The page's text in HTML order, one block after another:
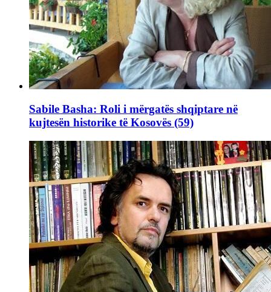
Sabile Basha: Roli i mërgatës shqiptare në
kujtesën historike të Kosovës (59)